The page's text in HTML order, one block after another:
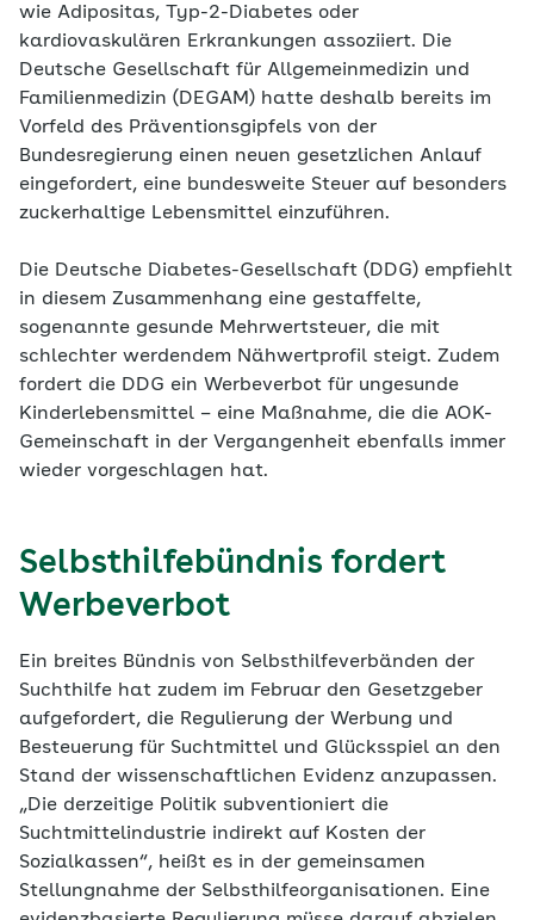
wie Adipositas, Typ-2-Diabetes oder
kardiovaskulären Erkrankungen assoziiert. Die
Deutsche Gesellschaft für Allgemeinmedizin und
Familienmedizin (DEGAM) hatte deshalb bereits im
Vorfeld des Präventionsgipfels von der
Bundesregierung einen neuen gesetzlichen Anlauf
eingefordert, eine bundesweite Steuer auf besonders
zuckerhaltige Lebensmittel einzuführen.
Die Deutsche Diabetes-Gesellschaft (DDG) empfiehlt
in diesem Zusammenhang eine gestaffelte,
sogenannte gesunde Mehrwertsteuer, die mit
schlechter werdendem Nähwertprofil steigt. Zudem
fordert die DDG ein Werbeverbot für ungesunde
Kinderlebensmittel – eine Maßnahme, die die AOK-
Gemeinschaft in der Vergangenheit ebenfalls immer
wieder vorgeschlagen hat.
Selbsthilfebündnis fordert
Werbeverbot
Ein breites Bündnis von Selbsthilfeverbänden der
Suchthilfe hat zudem im Februar den Gesetzgeber
aufgefordert, die Regulierung der Werbung und
Besteuerung für Suchtmittel und Glücksspiel an den
Stand der wissenschaftlichen Evidenz anzupassen.
„Die derzeitige Politik subventioniert die
Suchtmittelindustrie indirekt auf Kosten der
Sozialkassen“, heißt es in der gemeinsamen
Stellungnahme der Selbsthilfeorganisationen. Eine